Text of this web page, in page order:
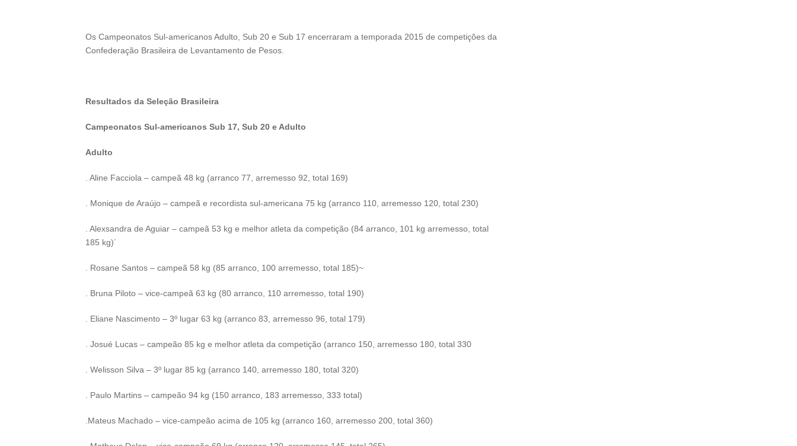
Os Campeonatos Sul-americanos Adulto, Sub 20 e Sub 17 encerraram a temporada 2015 de competições da
Confederação Brasileira de Levantamento de Pesos.
Resultados da Seleção Brasileira
Campeonatos Sul-americanos Sub 17, Sub 20 e Adulto
Adulto
. Aline Facciola – campeã 48 kg (arranco 77, arremesso 92, total 169)
. Monique de Araújo – campeã e recordista sul-americana 75 kg (arranco 110, arremesso 120, total 230)
. Alexsandra de Aguiar – campeã 53 kg e melhor atleta da competição (84 arranco, 101 kg arremesso, total
185 kg)´
. Rosane Santos – campeã 58 kg (85 arranco, 100 arremesso, total 185)~
. Bruna Piloto – vice-campeã 63 kg (80 arranco, 110 arremesso, total 190)
. Eliane Nascimento – 3º lugar 63 kg (arranco 83, arremesso 96, total 179)
. Josué Lucas – campeão 85 kg e melhor atleta da competição (arranco 150, arremesso 180, total 330
. Welisson Silva – 3º lugar 85 kg (arranco 140, arremesso 180, total 320)
. Paulo Martins – campeão 94 kg (150 arranco, 183 arremesso, 333 total)
.Mateus Machado – vice-campeão acima de 105 kg (arranco 160, arremesso 200, total 360)